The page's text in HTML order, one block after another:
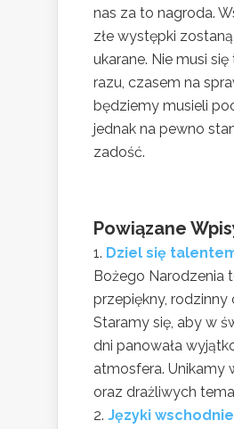
nas za to nagroda.
złe występki
ukarane. Nie musi
razu, czasem na
będziemy musieli
jednak na pewno
zadość.
Powiązane
Dziel się
Bożego Narodzenia
przepiękny, rodzinny
Staramy się, aby w
dni panowała
atmosfera. Unikamy
oraz drażliwych
Języki wschodnie